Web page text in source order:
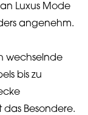
Luxus Mode
angenehm.
wechselnde
bis zu
Besondere.